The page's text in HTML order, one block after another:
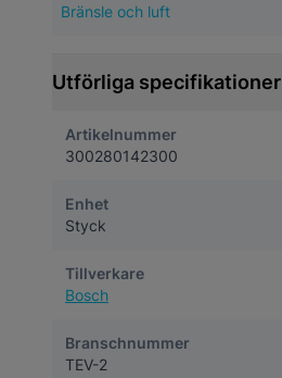
Bränsle och luft
Utförliga specifikationer
Artikelnummer
300280142300
Enhet
Styck
Tillverkare
Bosch
Branschnummer
TEV-2